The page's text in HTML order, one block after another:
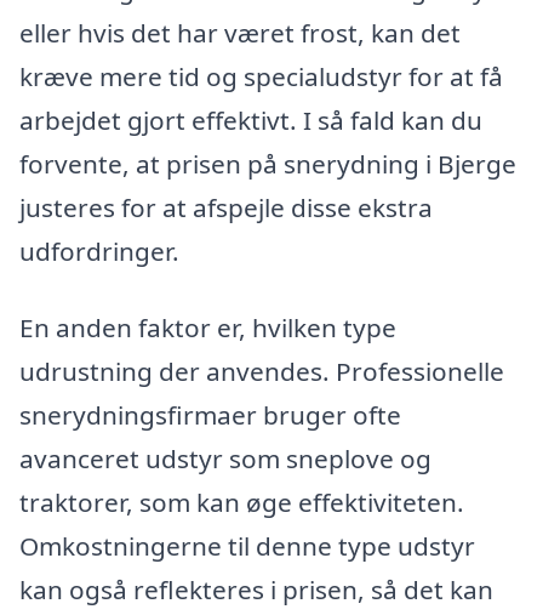
eller hvis det har været frost, kan det
kræve mere tid og specialudstyr for at få
arbejdet gjort effektivt. I så fald kan du
forvente, at prisen på snerydning i Bjerge
justeres for at afspejle disse ekstra
udfordringer.
En anden faktor er, hvilken type
udrustning der anvendes. Professionelle
snerydningsfirmaer bruger ofte
avanceret udstyr som sneplove og
traktorer, som kan øge effektiviteten.
Omkostningerne til denne type udstyr
kan også reflekteres i prisen, så det kan